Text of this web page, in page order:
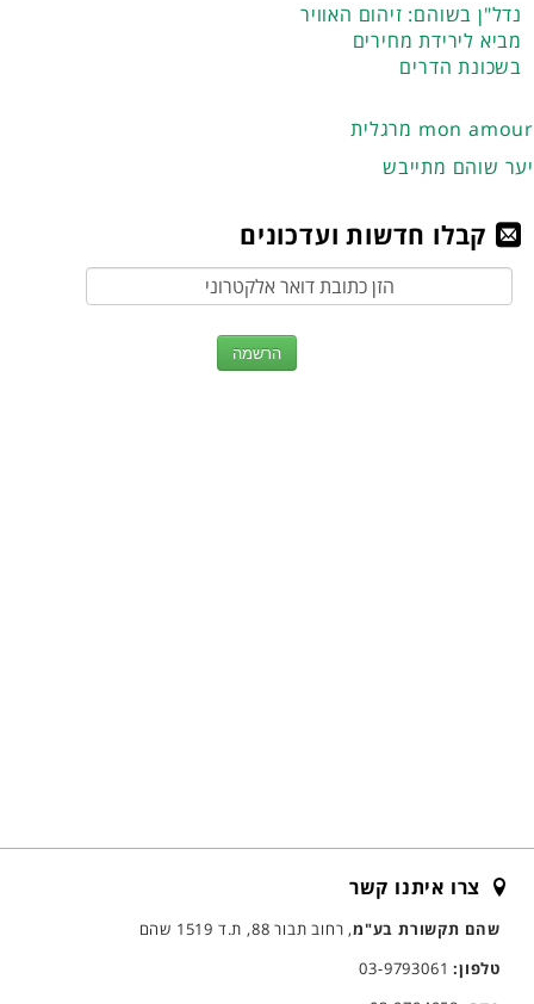
נדל"ן בשוהם: זיהום האוויר
מביא לירידת מחירים
בשכונת הדרים
מרגלית mon amour
יער שוהם מתייבש
קבלו חדשות ועדכונים
צרו איתנו קשר
שהם תקשורת בע"מ, רחוב תבור 88, ת.ד 1519 שהם
טלפון:03-9793061